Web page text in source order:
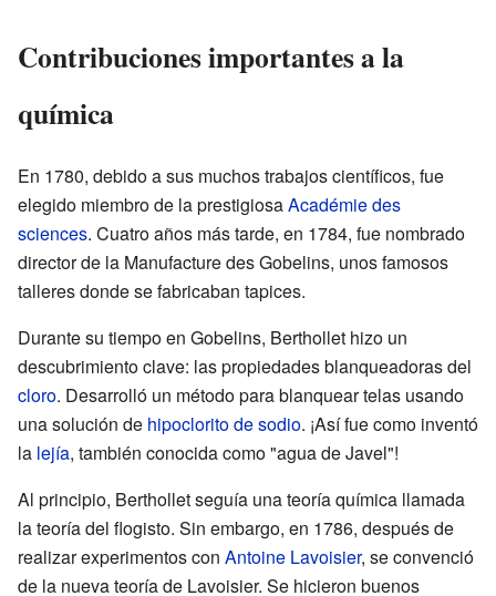
Contribuciones importantes a la
química
En 1780, debido a sus muchos trabajos científicos, fue
elegido miembro de la prestigiosaAcadémie des
sciences. Cuatro años más tarde, en 1784, fue nombrado
director de la Manufacture des Gobelins, unos famosos
talleres donde se fabricaban tapices.
Durante su tiempo en Gobelins, Berthollet hizo un
descubrimiento clave: las propiedades blanqueadoras del
cloro. Desarrolló un método para blanquear telas usando
una solución de hipoclorito de sodio. ¡Así fue como inventó
la lejía, también conocida como "agua de Javel"!
Al principio, Berthollet seguía una teoría química llamada
la teoría del flogisto. Sin embargo, en 1786, después de
realizar experimentos con Antoine Lavoisier, se convenció
de la nueva teoría de Lavoisier. Se hicieron buenos